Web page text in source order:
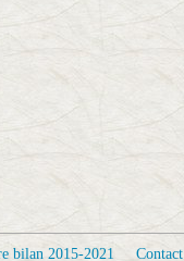
bilan 2015-2021 Contact